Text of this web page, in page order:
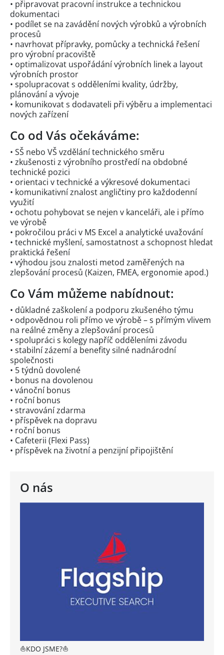
O nás
⛵KDO JSME?⛵
• připravovat pracovní instrukce a technickou
dokumentaci
• podílet se na zavádění nových výrobků a výrobních
procesů
• navrhovat přípravky, pomůcky a technická řešení
pro výrobní pracoviště
• optimalizovat uspořádání výrobních linek a layout
výrobních prostor
• spolupracovat s odděleními kvality, údržby,
plánování a vývoje
• komunikovat s dodavateli při výběru a implementaci
nových zařízení
Co od Vás očekáváme:
• SŠ nebo VŠ vzdělání technického směru
• zkušenosti z výrobního prostředí na obdobné
technické pozici
• orientaci v technické a výkresové dokumentaci
• komunikativní znalost angličtiny pro každodenní
využití
• ochotu pohybovat se nejen v kanceláři, ale i přímo
ve výrobě
• pokročilou práci v MS Excel a analytické uvažování
• technické myšlení, samostatnost a schopnost hledat
praktická řešení
• výhodou jsou znalosti metod zaměřených na
zlepšování procesů (Kaizen, FMEA, ergonomie apod.)
Co Vám můžeme nabídnout:
• důkladné zaškolení a podporu zkušeného týmu
• odpovědnou roli přímo ve výrobě – s přímým vlivem
na reálné změny a zlepšování procesů
• spolupráci s kolegy napříč odděleními závodu
• stabilní zázemí a benefity silné nadnárodní
společnosti
• 5 týdnů dovolené
• bonus na dovolenou
• vánoční bonus
• roční bonus
• stravování zdarma
• příspěvek na dopravu
• roční bonus
• Cafeterii (Flexi Pass)
• příspěvek na životní a penzijní připojištění